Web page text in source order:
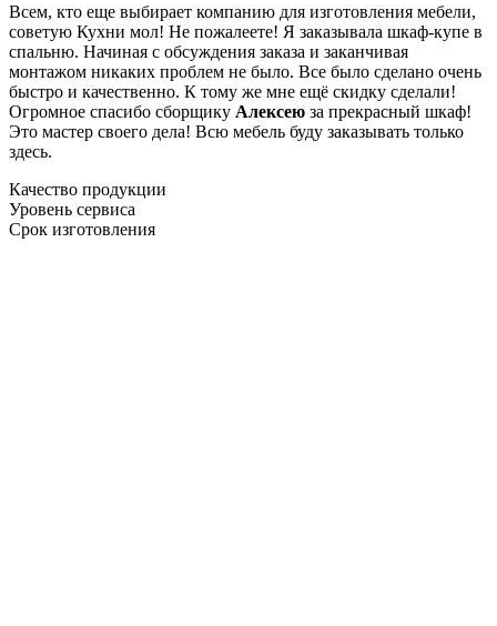
Всем, кто еще выбирает компанию для изготовления мебели,
советую Кухни мол! Не пожалеете! Я заказывала шкаф-купе в
спальню. Начиная с обсуждения заказа и заканчивая
монтажом никаких проблем не было. Все было сделано очень
быстро и качественно. К тому же мне ещё скидку сделали!
Огромное спасибо сборщику Алексею за прекрасный шкаф!
Это мастер своего дела! Всю мебель буду заказывать только
здесь.
Качество продукции
Уровень сервиса
Срок изготовления